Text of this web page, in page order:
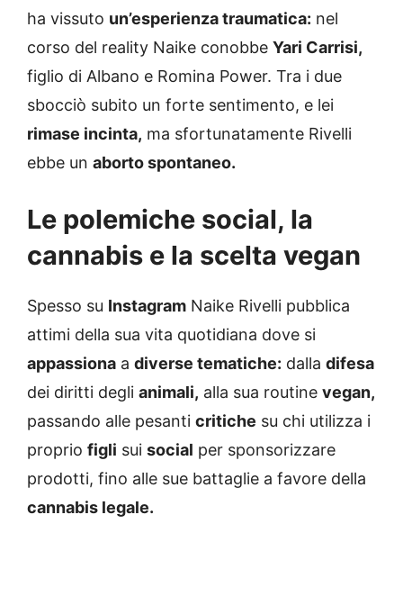
ha vissuto un’esperienza traumatica: nel
corso del reality Naike conobbe Yari Carrisi,
figlio di Albano e Romina Power. Tra i due
sbocciò subito un forte sentimento, e lei
rimase incinta, ma sfortunatamente Rivelli
ebbe un aborto spontaneo.
Le polemiche social, la
cannabis e la scelta vegan
Spesso su Instagram Naike Rivelli pubblica
attimi della sua vita quotidiana dove si
appassiona a diverse tematiche: dalla difesa
dei diritti degli animali, alla sua routine vegan,
passando alle pesanti critiche su chi utilizza i
proprio figli sui social per sponsorizzare
prodotti, fino alle sue battaglie a favore della
cannabis legale.